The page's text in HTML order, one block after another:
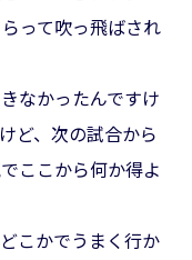
って吹っ飛ばされ
なかったんですけ
ど、次の試合から
ここから何か得よ
こかでうまく行か